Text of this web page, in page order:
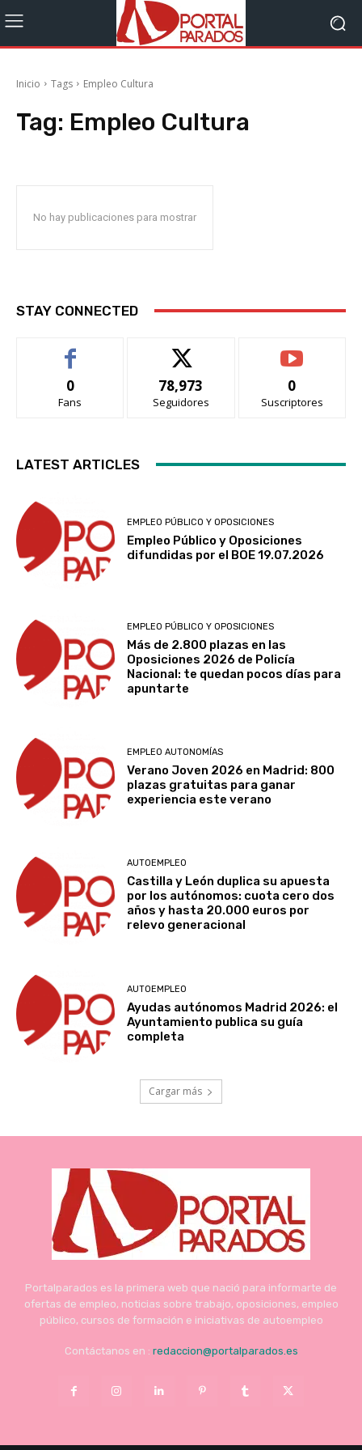
Inicio Tags Empleo Cultura
Tag: Empleo Cultura
No hay publicaciones para mostrar
STAY CONNECTED
0
Fans
78,973
Seguidores
0
Suscriptores
LATEST ARTICLES
EMPLEO PÚBLICO Y OPOSICIONES
Empleo Público y Oposiciones
difundidas por el BOE 19.07.2026
EMPLEO PÚBLICO Y OPOSICIONES
Más de 2.800 plazas en las
Oposiciones 2026 de Policía
Nacional: te quedan pocos días para
apuntarte
EMPLEO AUTONOMÍAS
Verano Joven 2026 en Madrid: 800
plazas gratuitas para ganar
experiencia este verano
AUTOEMPLEO
Castilla y León duplica su apuesta
por los autónomos: cuota cero dos
años y hasta 20.000 euros por
relevo generacional
AUTOEMPLEO
Ayudas autónomos Madrid 2026: el
Ayuntamiento publica su guía
completa
Cargar más
Portalparados es la primera web que nació para informarte de
ofertas de empleo, noticias sobre trabajo, oposiciones, empleo
público, cursos de formación e iniciativas de autoempleo
Contáctanos en : redaccion@portalparados.es